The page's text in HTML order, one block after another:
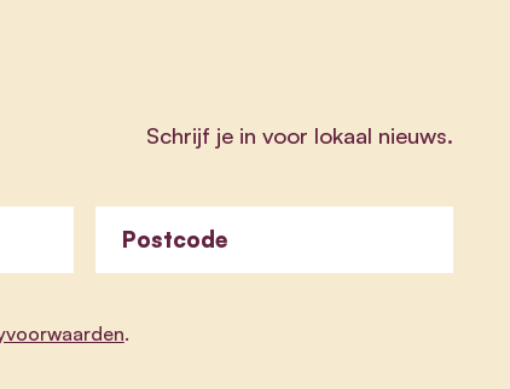
Schrijf je in voor lokaal nieuws.
Postcode
.